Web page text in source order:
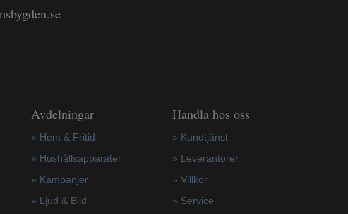
Avdelningar
» Hem & Fritid
» Hushållsapparater
» Kampanjer
» Ljud & Bild
Handla hos oss
» Kundtjänst
» Leverantörer
» Villkor
» Service